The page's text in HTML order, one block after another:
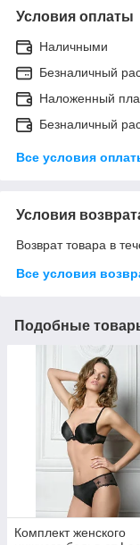
Условия оплаты
Наличными
Безналичный
Наложенный
Безналичный
Все условия
Условия
Возврат товара в
Все условия
Подобные
Комплект женского